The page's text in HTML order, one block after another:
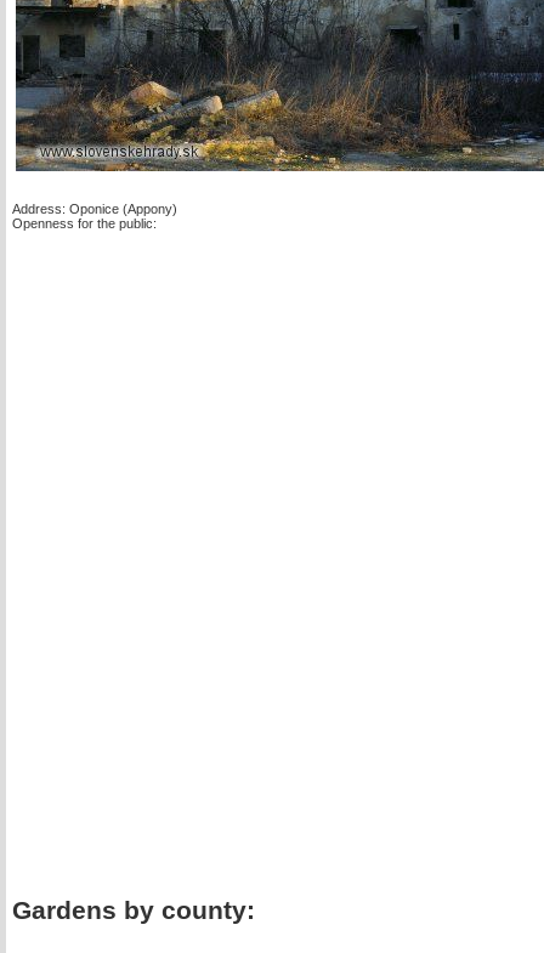
Address: Oponice (Appony)
Openness for the public:
Gardens by county: